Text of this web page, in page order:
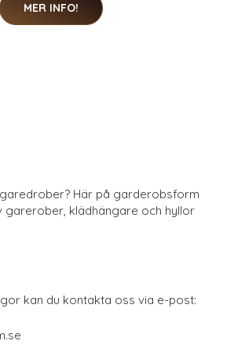
MER INFO!
Här på garderobsform
garerober, klädhängare och hyllor
kan du kontakta oss via e-post: